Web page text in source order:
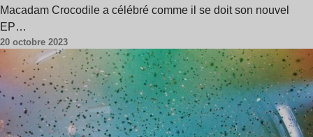
Macadam Crocodile a célébré comme il se doit son nouvel
EP…
20 octobre 2023